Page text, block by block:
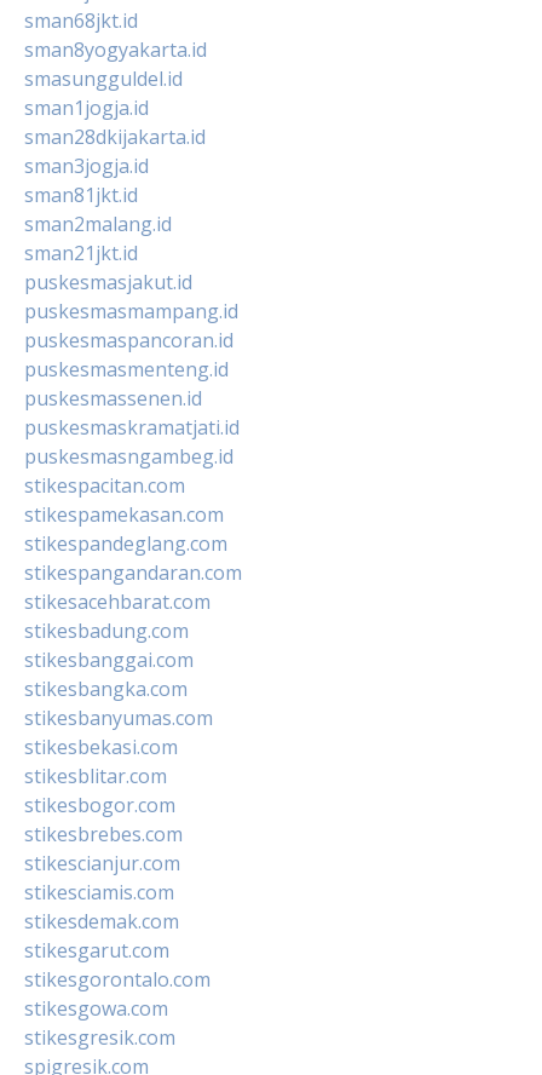
sman68jkt.id
sman8yogyakarta.id
smasungguldel.id
sman1jogja.id
sman28dkijakarta.id
sman3jogja.id
sman81jkt.id
sman2malang.id
sman21jkt.id
puskesmasjakut.id
puskesmasmampang.id
puskesmaspancoran.id
puskesmasmenteng.id
puskesmassenen.id
puskesmaskramatjati.id
puskesmasngambeg.id
stikespacitan.com
stikespamekasan.com
stikespandeglang.com
stikespangandaran.com
stikesacehbarat.com
stikesbadung.com
stikesbanggai.com
stikesbangka.com
stikesbanyumas.com
stikesbekasi.com
stikesblitar.com
stikesbogor.com
stikesbrebes.com
stikescianjur.com
stikesciamis.com
stikesdemak.com
stikesgarut.com
stikesgorontalo.com
stikesgowa.com
stikesgresik.com
spigresik.com